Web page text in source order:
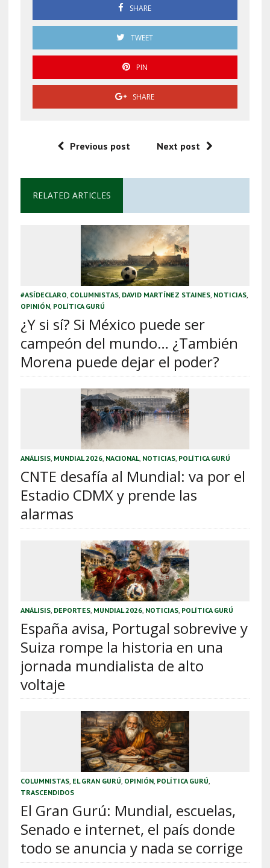
SHARE
TWEET
PIN
SHARE
Previous post Next post
RELATED ARTICLES
#ASÍDECLARO COLUMNISTAS, DAVID MARTÍNEZ STAINES, NOTICIAS,
OPINIÓN, POLÍTICA GURÚ
¿Y si sí? Si México puede ser
campeón del mundo… ¿También
Morena puede dejar el poder?
ANÁLISIS, MUNDIAL 2026, NACIONAL, NOTICIAS, POLÍTICA GURÚ
CNTE desafía al Mundial: va por el
Estadio CDMX y prende las
alarmas
ANÁLISIS, DEPORTES, MUNDIAL 2026, NOTICIAS, POLÍTICA GURÚ
España avisa, Portugal sobrevive y
Suiza rompe la historia en una
jornada mundialista de alto
voltaje
COLUMNISTAS, EL GRAN GURÚ OPINIÓN, POLÍTICA GURÚ
TRASCENDIDOS
El Gran Gurú: Mundial, escuelas,
Senado e internet, el país donde
todo se anuncia y nada se corrige